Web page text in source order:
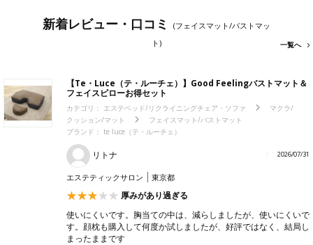
新着レビュー・口コミ
(フェイスマット/バストマッ
ト)
一覧へ
【Te・Luce（テ・ルーチェ）】Good Feelingバストマット＆
フェイスピローお得セット
カテゴリ： エステベッド/リクライニングチェア・ソファ
マクラ/
クッション/マット
フェイスマット/バストマット
ブランド： te luce（テ・ルーチェ）
リトナ 2026/07/31
エステティックサロン 東京都
厚みがあり過ぎる
使いにくいです。胸当ての中は、減らしましたが、使いにくいで
す。顔枕も購入して何度か試しましたが、好評ではなく、結局し
まったままです